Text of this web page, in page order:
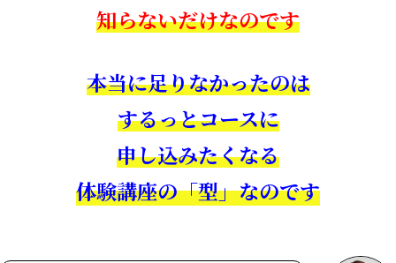
知らないだけなのです
本当に足りなかったのは
するっとコースに
申し込みたくなる
体験講座の「型」なのです